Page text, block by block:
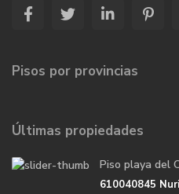
Pisos por provincias
Últimas propiedades
Piso playa del
610040845